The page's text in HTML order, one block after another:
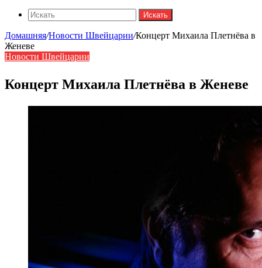
Искать
Домашняя/Новости Швейцарии/Концерт Михаила Плетнёва в
Женеве
Новости Швейцарии
Концерт Михаила Плетнёва в Женеве